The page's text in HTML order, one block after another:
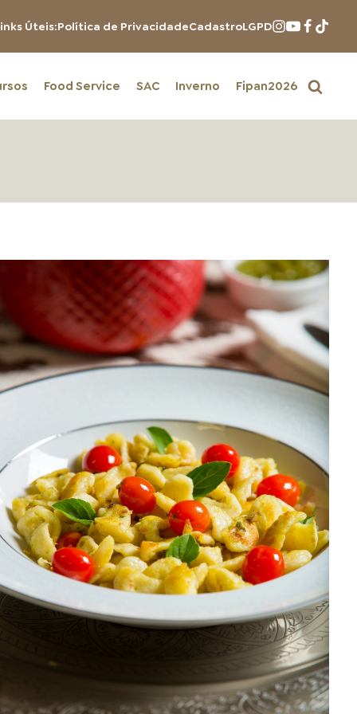
Úteis:Política de PrivacidadeCadastroLGPD
Food Service SAC Inverno Fipan2026
DISTRIBUIDORES E REPRESENTANTES
AGENDA DE CURSOS
ACESSO PARA PARCEIROS